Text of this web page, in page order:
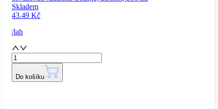
Skladem
43.49 Kč
/lah
Do košíku